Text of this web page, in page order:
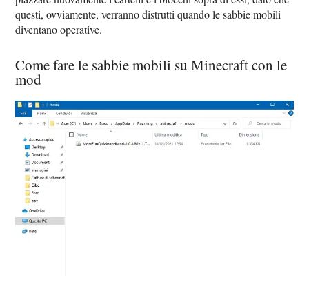
questi, ovviamente, verranno distrutti quando le sabbie mobili
diventano operative.
Come fare le sabbie mobili su Minecraft con le
mod